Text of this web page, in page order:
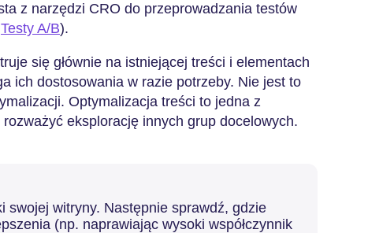
z narzędzi CRO do przeprowadzania testów
Testy A/B).
się głównie na istniejącej treści i elementach
ich dostosowania w razie potrzeby. Nie jest to
Optymalizacja treści to jedna z
eksplorację innych grup docelowych.
swojej witryny. Następnie sprawdź, gdzie
(np. naprawiając wysoki współczynnik